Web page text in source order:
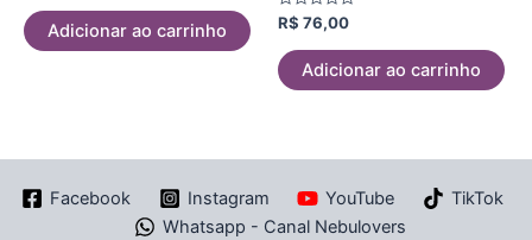
de
5
Adicionar ao carrinho
Avaliação
de
5
R$ 76,00
Adicionar ao carrinho
Facebook Instagram YouTube
TikTok
Whatsapp - Canal Nebulovers